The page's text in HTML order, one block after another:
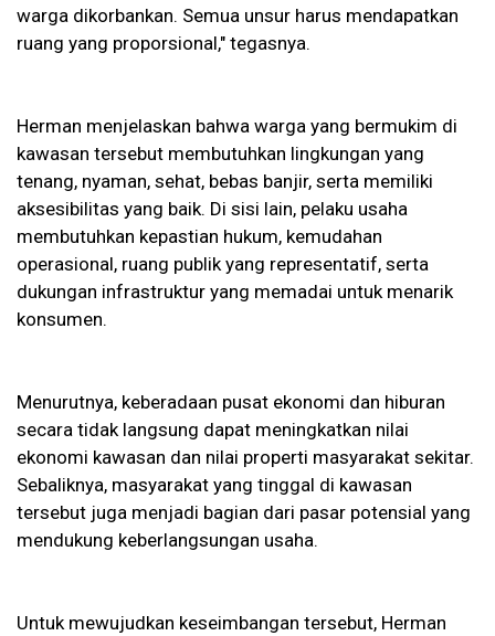
warga dikorbankan. Semua unsur harus mendapatkan
ruang yang proporsional," tegasnya.
Herman menjelaskan bahwa warga yang bermukim di
kawasan tersebut membutuhkan lingkungan yang
tenang, nyaman, sehat, bebas banjir, serta memiliki
aksesibilitas yang baik. Di sisi lain, pelaku usaha
membutuhkan kepastian hukum, kemudahan
operasional, ruang publik yang representatif, serta
dukungan infrastruktur yang memadai untuk menarik
konsumen.
Menurutnya, keberadaan pusat ekonomi dan hiburan
secara tidak langsung dapat meningkatkan nilai
ekonomi kawasan dan nilai properti masyarakat sekitar.
Sebaliknya, masyarakat yang tinggal di kawasan
tersebut juga menjadi bagian dari pasar potensial yang
mendukung keberlangsungan usaha.
Untuk mewujudkan keseimbangan tersebut, Herman